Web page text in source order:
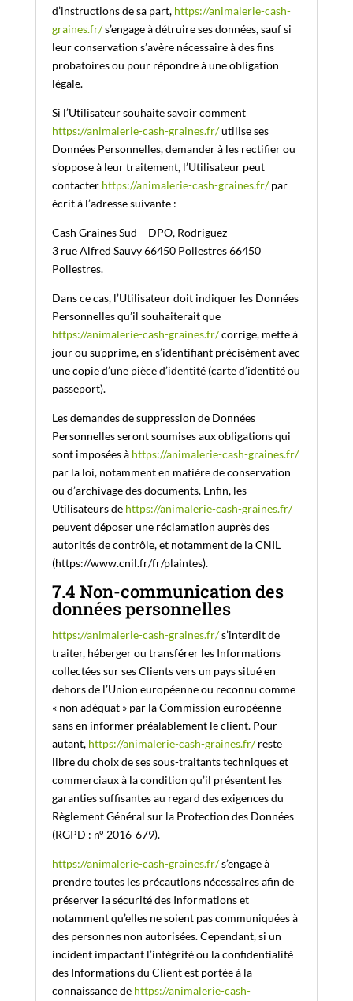
d’instructions de sa part, https://animalerie-cash-
graines.fr/s’engage à détruire ses données, sauf si
leur conservation s’avère nécessaire à des fins
probatoires ou pour répondre à une obligation
légale.
Si l’Utilisateur souhaite savoir comment
https://animalerie-cash-graines.fr/utilise ses
Données Personnelles, demander à les rectifier ou
s’oppose à leur traitement, l’Utilisateur peut
contacter https://animalerie-cash-graines.fr/par
écrit à l’adresse suivante :
Cash Graines Sud – DPO, Rodriguez
3 rue Alfred Sauvy 66450 Pollestres 66450
Pollestres.
Dans ce cas, l’Utilisateur doit indiquer les Données
Personnelles qu’il souhaiterait que
https://animalerie-cash-graines.fr/corrige, mette à
jour ou supprime, en s’identifiant précisément avec
une copie d’une pièce d’identité (carte d’identité ou
passeport).
Les demandes de suppression de Données
Personnelles seront soumises aux obligations qui
sont imposées à https://animalerie-cash-graines.fr/
par la loi, notamment en matière de conservation
ou d’archivage des documents. Enfin, les
Utilisateurs de https://animalerie-cash-graines.fr/
peuvent déposer une réclamation auprès des
autorités de contrôle, et notamment de la CNIL
(https://www.cnil.fr/fr/plaintes).
7.4 Non-communication des
données personnelles
https://animalerie-cash-graines.fr/s’interdit de
traiter, héberger ou transférer les Informations
collectées sur ses Clients vers un pays situé en
dehors de l’Union européenne ou reconnu comme
« non adéquat » par la Commission européenne
sans en informer préalablement le client. Pour
autant, https://animalerie-cash-graines.fr/reste
libre du choix de ses sous-traitants techniques et
commerciaux à la condition qu’il présentent les
garanties suffisantes au regard des exigences du
Règlement Général sur la Protection des Données
(RGPD : n° 2016-679).
https://animalerie-cash-graines.fr/s’engage à
prendre toutes les précautions nécessaires afin de
préserver la sécurité des Informations et
notamment qu’elles ne soient pas communiquées à
des personnes non autorisées. Cependant, si un
incident impactant l’intégrité ou la confidentialité
des Informations du Client est portée à la
connaissance de https://animalerie-cash-